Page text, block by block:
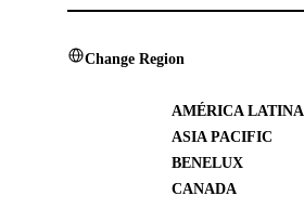
Change Region
AMÉRICA LATINA
ASIA PACIFIC
BENELUX
CANADA